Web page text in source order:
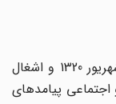
برچیده‌شدن نظام خودکامه‌ی رضاشاهی در شهریور 1320 و اشغال
پیامدهای